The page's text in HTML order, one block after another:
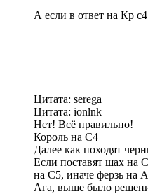
А если в ответ на Кр с4
Цитата: serega
Цитата: ionlnk
Нет! Всё правильно!
Король на С4
Далее как походят
Если поставят шах на
на С5, иначе ферзь на
Ага, выше было